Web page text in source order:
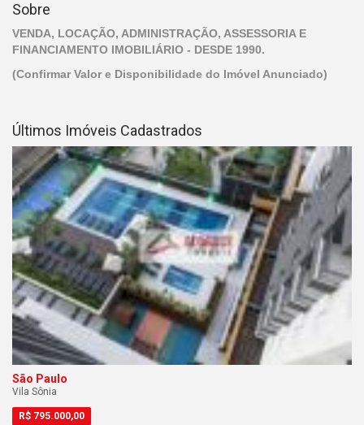
Sobre
VENDA, LOCAÇÃO, ADMINISTRAÇÃO, ASSESSORIA E
FINANCIAMENTO IMOBILIÁRIO - DESDE 1990.
(Confirmar Valor e Disponibilidade do Imóvel Anunciado)
Últimos Imóveis Cadastrados
São Paulo
Vila Sônia
R$ 795.000,00